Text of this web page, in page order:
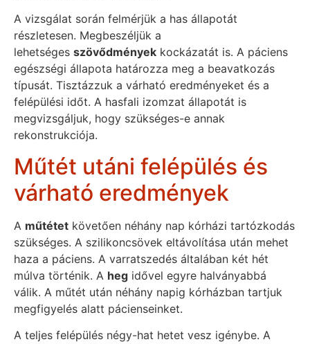
A vizsgálat során felmérjük a has állapotát
részletesen. Megbeszéljük a
lehetséges szövődmények kockázatát is. A páciens
egészségi állapota határozza meg a beavatkozás
típusát. Tisztázzuk a várható eredményeket és a
felépülési időt. A hasfali izomzat állapotát is
megvizsgáljuk, hogy szükséges-e annak
rekonstrukciója.
Műtét utáni felépülés és
várható eredmények
A műtétet követően néhány nap kórházi tartózkodás
szükséges. A szilikoncsövek eltávolítása után mehet
haza a páciens. A varratszedés általában két hét
múlva történik. A heg idővel egyre halványabbá
válik. A műtét után néhány napig kórházban tartjuk
megfigyelés alatt pácienseinket.
A teljes felépülés négy-hat hetet vesz igénybe. A